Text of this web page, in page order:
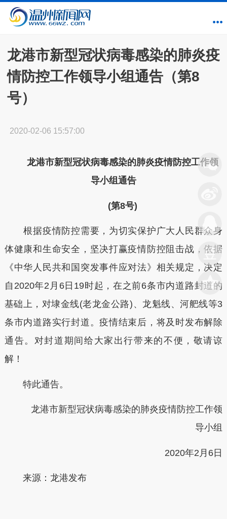
龙港市新型冠状病毒感染的肺炎疫
情防控工作领导小组通告（第8
号）
2020-02-06 15:57:00
龙港市新型冠状病毒感染的肺炎疫情防控工作领
导小组通告
(第8号)
根据疫情防控需要，为切实保护广大人民群众身
体健康和生命安全，坚决打赢疫情防控阻击战，依据
《中华人民共和国突发事件应对法》相关规定，决定
自2020年2月6日19时起，在之前6条市内道路封道的
基础上，对埭金线(老龙金公路)、龙魁线、河舥线等3
条市内道路实行封道。疫情结束后，将及时发布解除
通告。对封道期间给大家出行带来的不便，敬请谅
解！
特此通告。
龙港市新型冠状病毒感染的肺炎疫情防控工作领
导小组
2020年2月6日
来源：龙港发布